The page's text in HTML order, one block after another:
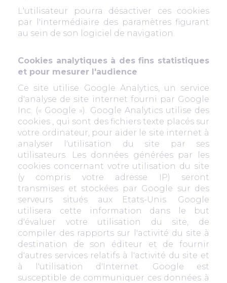
L'utilisateur pourra désactiver ces cookies
par l'intermédiaire des paramètres figurant
au sein de son logiciel de navigation.
Cookies analytiques à des fins statistiques
et pour mesurer l'audience
Ce site utilise Google Analytics, un service
d'analyse de site internet fourni par Google
Inc. (« Google »). Google Analytics utilise des
cookies , qui sont des fichiers texte placés sur
votre ordinateur, pour aider le site internet à
analyser l'utilisation du site par ses
utilisateurs. Les données générées par les
cookies concernant votre utilisation du site
(y compris votre adresse IP) seront
transmises et stockées par Google sur des
serveurs situés aux Etats-Unis. Google
utilisera cette information dans le but
d'évaluer votre utilisation du site, de
compiler des rapports sur l'activité du site à
destination de son éditeur et de fournir
d'autres services relatifs à l'activité du site et
à l'utilisation d'Internet. Google est
susceptible de communiquer ces données à